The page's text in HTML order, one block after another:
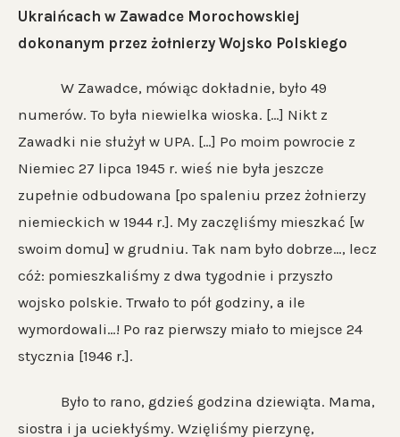
Ukraińcach w Zawadce Morochowskiej
dokonanym przez żołnierzy Wojsko Polskiego
W Zawadce, mówiąc dokładnie, było 49
numerów. To była niewielka wioska. […] Nikt z
Zawadki nie służył w UPA. […] Po moim powrocie z
Niemiec 27 lipca 1945 r. wieś nie była jeszcze
zupełnie odbudowana [po spaleniu przez żołnierzy
niemieckich w 1944 r.]. My zaczęliśmy mieszkać [w
swoim domu] w grudniu. Tak nam było dobrze…, lecz
cóż: pomieszkaliśmy z dwa tygodnie i przyszło
wojsko polskie. Trwało to pół godziny, a ile
wymordowali…! Po raz pierwszy miało to miejsce 24
stycznia [1946 r.].
Było to rano, gdzieś godzina dziewiąta. Mama,
siostra i ja uciekłyśmy. Wzięliśmy pierzynę,